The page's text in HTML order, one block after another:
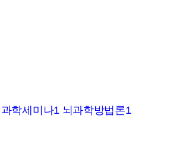
학세미나1 뇌과학방법론1